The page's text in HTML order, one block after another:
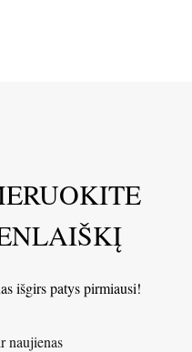
išgirs patys pirmiausi!
naujienas